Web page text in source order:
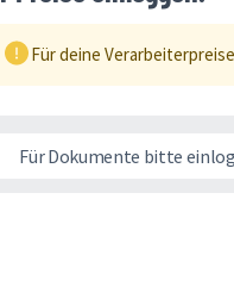
Für deine
Für Dokumente bitte